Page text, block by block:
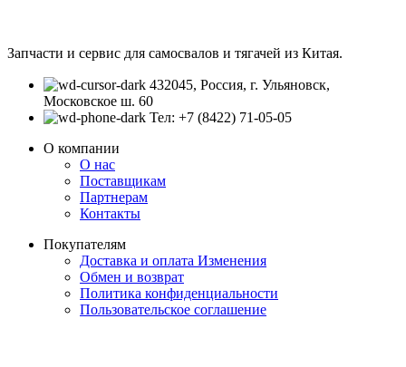
Запчасти и сервис для самосвалов и тягачей из Китая.
432045, Россия, г. Ульяновск,
Московское ш. 60
Тел: +7 (8422) 71-05-05
О компании
О нас
Поставщикам
Партнерам
Контакты
Покупателям
Доставка и оплата Изменения
Обмен и возврат
Политика конфиденциальности
Пользовательское соглашение